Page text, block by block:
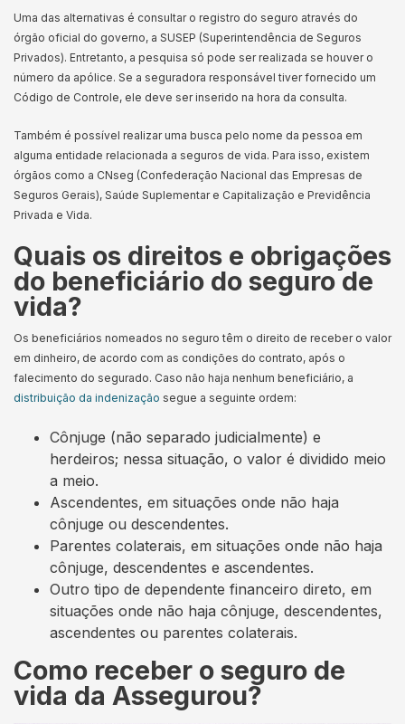
Uma das alternativas é consultar o registro do seguro através do
órgão oficial do governo, a SUSEP (Superintendência de Seguros
Privados). Entretanto, a pesquisa só pode ser realizada se houver o
número da apólice. Se a seguradora responsável tiver fornecido um
Código de Controle, ele deve ser inserido na hora da consulta.
Também é possível realizar uma busca pelo nome da pessoa em
alguma entidade relacionada a seguros de vida. Para isso, existem
órgãos como a CNseg (Confederação Nacional das Empresas de
Seguros Gerais), Saúde Suplementar e Capitalização e Previdência
Privada e Vida.
Quais os direitos e obrigações
do beneficiário do seguro de
vida?
Os beneficiários nomeados no seguro têm o direito de receber o valor
em dinheiro, de acordo com as condições do contrato, após o
falecimento do segurado. Caso não haja nenhum beneficiário, a
distribuição da indenização segue a seguinte ordem:
Cônjuge (não separado judicialmente) e
herdeiros; nessa situação, o valor é dividido meio
a meio.
Ascendentes, em situações onde não haja
cônjuge ou descendentes.
Parentes colaterais, em situações onde não haja
cônjuge, descendentes e ascendentes.
Outro tipo de dependente financeiro direto, em
situações onde não haja cônjuge, descendentes,
ascendentes ou parentes colaterais.
Como receber o seguro de
vida da Assegurou?